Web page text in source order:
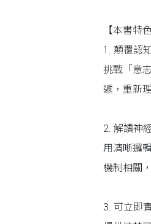
【本書特色
1. 顛覆認
挑戰「意
遞，重新
2. 解讀神
用清晰邏
機制相關
3. 可立即